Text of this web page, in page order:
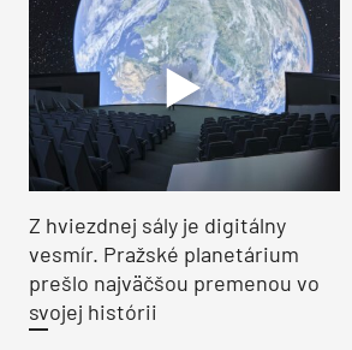
Z hviezdnej sály je digitálny
vesmír. Pražské planetárium
prešlo najväčšou premenou vo
svojej histórii